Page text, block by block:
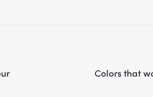
Colors that